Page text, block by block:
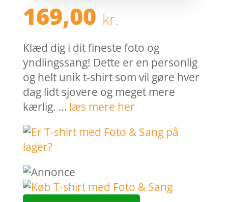
169,00 kr.
Klæd dig i dit fineste foto og
yndlingssang! Dette er en personlig
og helt unik t-shirt som vil gøre hver
dag lidt sjovere og meget mere
kærlig. … læs mere her